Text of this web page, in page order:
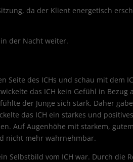
da der Klient energetisch
der Nacht weiter.
Seite des ICHs und schau mit dem
das ICH kein Gefühl in Bezug
der Junge sich stark. Daher
das ICH ein starkes und
Auf Augenhöhe mit starkem,
nicht mehr wahrnehmbar.
Selbstbild vom ICH war. Durch die